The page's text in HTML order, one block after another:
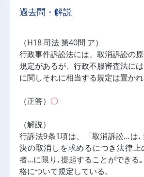
過去問・解説
（H18 司法 第40問 ア）
行政事件訴訟法には、取消訴訟の
規定があるが、行政不服審査法に
に関しそれに相当する規定は置かれ
（正答） 〇
（解説）
行訴法9条1項は、「取消訴訟…は
決の取消しを求めるにつき法律上
者…に限り､提起することができる
格について規定している。